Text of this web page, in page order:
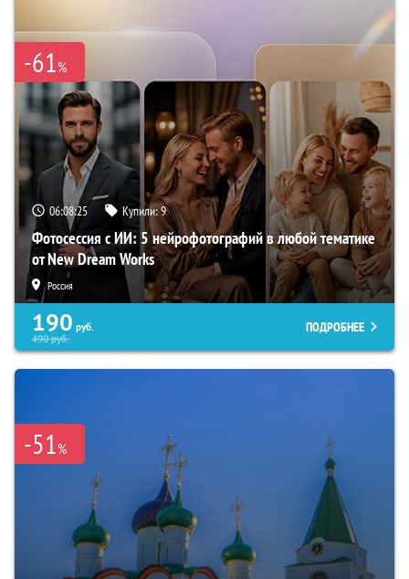
-61%
06:08:24 Купили:9
Фотосессия с ИИ: 5 нейрофотографий в любой тематике
от New Dream Works
Россия
190 руб.
490руб.
ПОДРОБНЕЕ
-51%